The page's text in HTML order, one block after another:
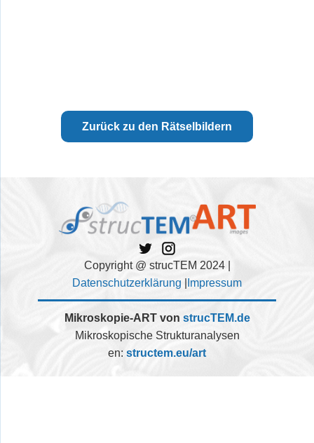
Zurück zu den Rätselbildern
Copyright @ strucTEM 2024 |
Datenschutzerklärung
Impressum
Mikroskopie-ART von strucTEM.de
Mikroskopische Strukturanalysen
en: structem.eu/art